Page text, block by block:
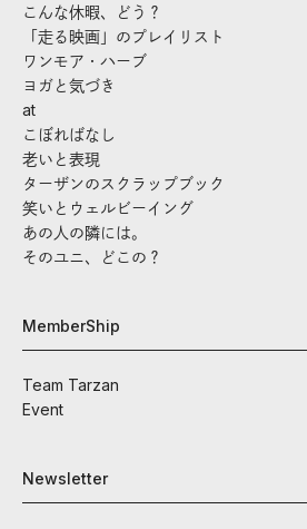
こんな休暇、どう？
「走る映画」のプレイリスト
ワンモア・ハーブ
ヨガと気づき
at
こぼればなし
老いと表現
ターザンのスクラップブック
笑いとウェルビーイング
あの人の隣には。
そのユニ、どこの？
MemberShip
Team Tarzan
Event
Newsletter